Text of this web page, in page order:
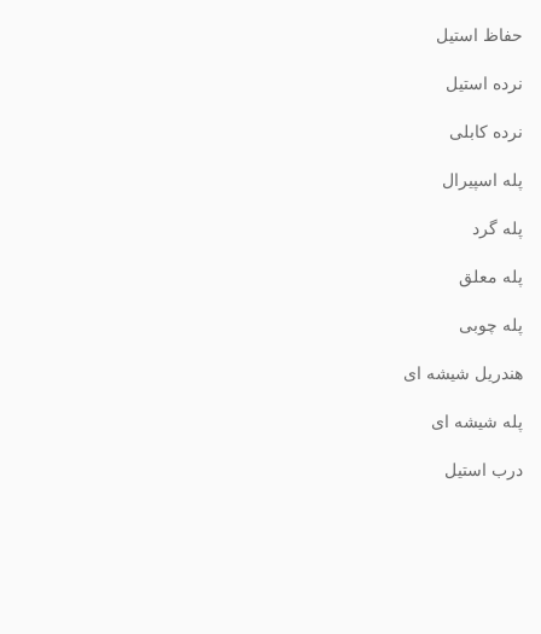
حفاظ استیل
نرده استیل
نرده کابلی
پله اسپیرال
پله گرد
پله معلق
پله چوبی
هندریل شیشه ای
پله شیشه ای
درب استیل